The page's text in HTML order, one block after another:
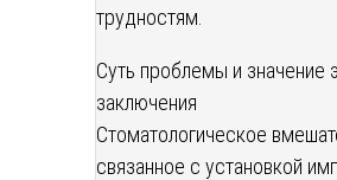
трудностям.
Суть проблемы и значение
заключения
Стоматологическое
связанное с установкой